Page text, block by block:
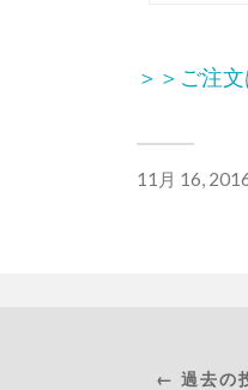
＞＞ご注
11月 16,
← 過去の